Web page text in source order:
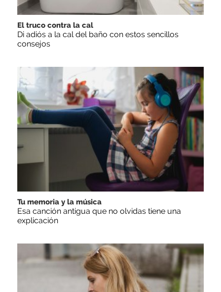
El truco contra la cal
Di adiós a la cal del baño con estos sencillos
consejos
Tu memoria y la música
Esa canción antigua que no olvidas tiene una
explicación